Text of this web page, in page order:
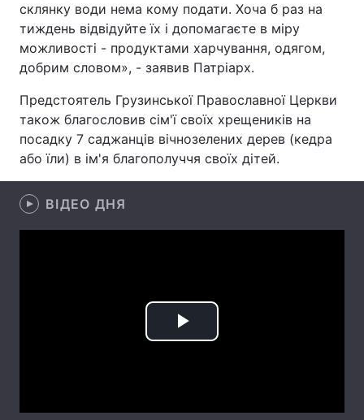
Головна Війна
Економіка Світ
Спорт Наука
Техно і зв'язок
Зброя Інциденти
Погода
Регіони
склянку води нема кому подати. Хоча б раз на
тиждень відвідуйте їх і допомагаєте в міру
можливості - продуктами харчування, одягом,
добрим словом», - заявив Патріарх.
Предстоятель Грузинської Православної Церкви
також благословив сім'ї своїх хрещеників на
посадку 7 саджанців вічнозелених дерев (кедра
або їли) в ім'я благополуччя своїх дітей.
ВІДЕО ДНЯ
Play